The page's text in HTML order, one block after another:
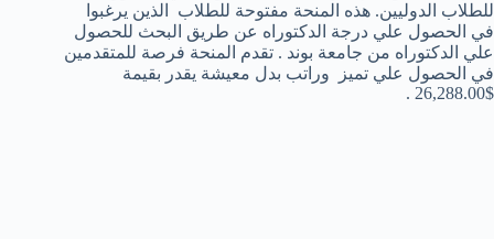
للطلاب الدوليين. هذه المنحة مفتوحة للطلاب الذين يرغبوا
في الحصول علي درجة الدكتوراه عن طريق البحث للحصول
علي الدكتوراه من جامعة بوند . تقدم المنحة فرصة للمتقدمين
في الحصول علي تميز وراتب بدل معيشة يقدر بقيمة
$26,288.00 .